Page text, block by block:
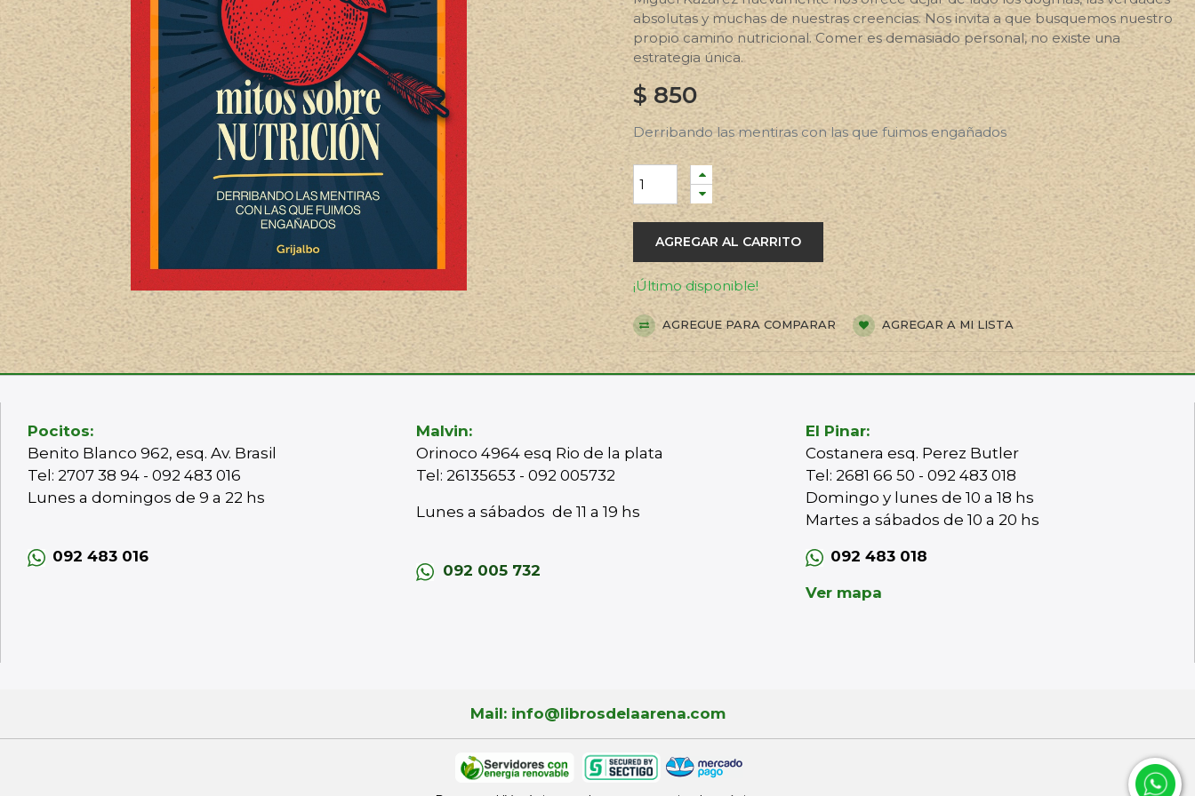
absolutas y muchas de nuestras creencias. Nos invita a que busquemos nuestro
propio camino nutricional. Comer es demasiado personal, no existe una
estrategia única.
$850
Derribando las mentiras con las que fuimos engañados
AGREGAR AL CARRITO
¡Último disponible!
AGREGUE PARA COMPARAR AGREGAR A MI LISTA
Pocitos:
Benito Blanco 962, esq. Av. Brasil
Tel: 2707 38 94 - 092 483 016
Lunes a domingos de 9 a 22 hs
092 483 016
Malvin:
Orinoco 4964 esq Rio de la plata
Tel: 26135653 - 092 005732
Lunes a sábados de 11 a 19 hs
092 005 732
El Pinar:
Costanera esq. Perez Butler
Tel: 2681 66 50 - 092 483 018
Domingo y lunes de 10 a 18 hs
Martes a sábados de 10 a 20 hs
092 483 018
Ver mapa
Mail: info@librosdelaarena.com